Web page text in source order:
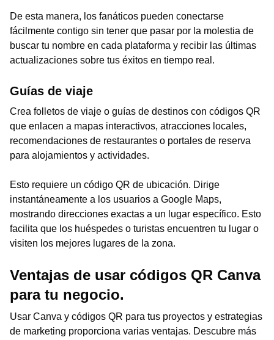
De esta manera, los fanáticos pueden conectarse
fácilmente contigo sin tener que pasar por la molestia de
buscar tu nombre en cada plataforma y recibir las últimas
actualizaciones sobre tus éxitos en tiempo real.
Guías de viaje
Crea folletos de viaje o guías de destinos con códigos QR
que enlacen a mapas interactivos, atracciones locales,
recomendaciones de restaurantes o portales de reserva
para alojamientos y actividades.
Esto requiere un código QR de ubicación. Dirige
instantáneamente a los usuarios a Google Maps,
mostrando direcciones exactas a un lugar específico. Esto
facilita que los huéspedes o turistas encuentren tu lugar o
visiten los mejores lugares de la zona.
Ventajas de usar códigos QR Canva
para tu negocio.
Usar Canva y códigos QR para tus proyectos y estrategias
de marketing proporciona varias ventajas. Descubre más